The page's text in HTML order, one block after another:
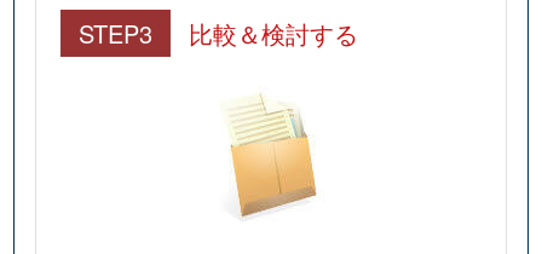
STEP3 比較＆検討する